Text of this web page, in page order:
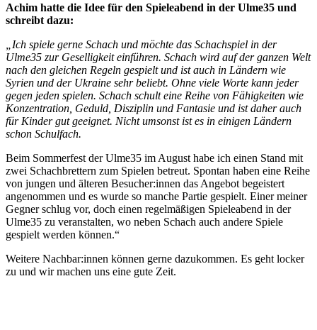
Achim hatte die Idee für den Spieleabend in der Ulme35 und
schreibt dazu:
„Ich spiele gerne Schach und möchte das Schachspiel in der
Ulme35 zur Geselligkeit einführen. Schach wird auf der ganzen Welt
nach den gleichen Regeln gespielt und ist auch in Ländern wie
Syrien und der Ukraine sehr beliebt. Ohne viele Worte kann jeder
gegen jeden spielen. Schach schult eine Reihe von Fähigkeiten wie
Konzentration, Geduld, Disziplin und Fantasie und ist daher auch
für Kinder gut geeignet. Nicht umsonst ist es in einigen Ländern
schon Schulfach.
Beim Sommerfest der Ulme35 im August habe ich einen Stand mit
zwei Schachbrettern zum Spielen betreut. Spontan haben eine Reihe
von jungen und älteren Besucher:innen das Angebot begeistert
angenommen und es wurde so manche Partie gespielt. Einer meiner
Gegner schlug vor, doch einen regelmäßigen Spieleabend in der
Ulme35 zu veranstalten, wo neben Schach auch andere Spiele
gespielt werden können.“
Weitere Nachbar:innen können gerne dazukommen. Es geht locker
zu und wir machen uns eine gute Zeit.